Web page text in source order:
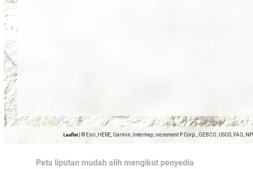
Leaflet © Esri, HERE, Garmin, Intermap, increment P Corp., GEBCO, USGS, FAO,
Peta liputan mudah alih mengikut penyedia